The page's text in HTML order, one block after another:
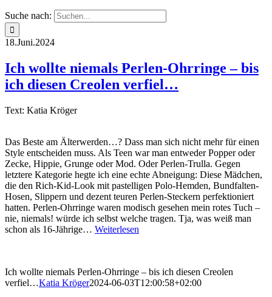
Suche nach:
18.Juni.2024
Ich wollte niemals Perlen-Ohrringe – bis
ich diesen Creolen verfiel…
Text: Katia Kröger
Das Beste am Älterwerden…? Dass man sich nicht mehr für einen
Style entscheiden muss. Als Teen war man entweder Popper oder
Zecke, Hippie, Grunge oder Mod. Oder Perlen-Trulla. Gegen
letztere Kategorie hegte ich eine echte Abneigung: Diese Mädchen,
die den Rich-Kid-Look mit pastelligen Polo-Hemden, Bundfalten-
Hosen, Slippern und dezent teuren Perlen-Steckern perfektioniert
hatten. Perlen-Ohrringe waren modisch gesehen mein rotes Tuch –
nie, niemals! würde ich selbst welche tragen. Tja, was weiß man
schon als 16-Jährige… Weiterlesen
Ich wollte niemals Perlen-Ohrringe – bis ich diesen Creolen
verfiel…Katia Kröger2024-06-03T12:00:58+02:00